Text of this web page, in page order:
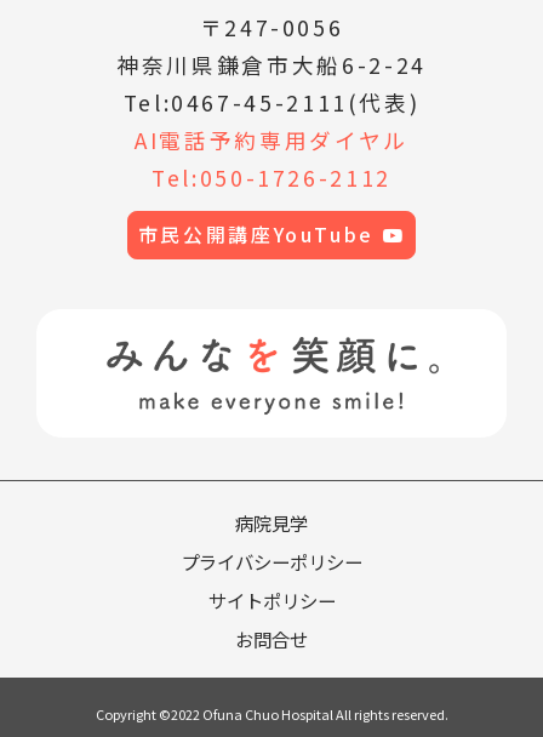
〒247-0056
神奈川県鎌倉市大船6-2-24
Tel:0467-45-2111(代表)
AI電話予約専用ダイヤル
Tel:050-1726-2112
市民公開講座YouTube
病院見学
プライバシーポリシー
サイトポリシー
お問合せ
Copyright ©2022 Ofuna Chuo Hospital All rights reserved.